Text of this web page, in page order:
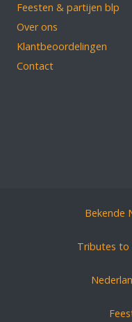
Feesten & partijen blp
Over ons
Klantbeoordelingen
Contact
Bekende
Tributes to